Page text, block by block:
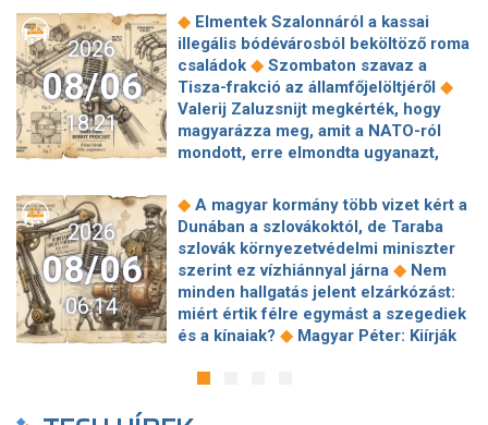
Donald Trump
◆ „Kevésen múlt a
katasztrófa” – szintet léphetett az
orosz hibrid hadviselés ◆
Ákos: Vagyonkezelés közérdekből: mi
jön a kekvák után? ◆ Térképen, ahogy
hajnalban elérte Magyarország
határát a hidegfront ◆ A forintot is
megütheti az aszály ◆ Szombaton
államfőjelöltjéről◆Egyre inkább az
agglomerációt választják a főváros
helyett, akik százmilliónál többért
vennének lakást◆Robbanószereket
találtak Budapesten, péntek hajnalban
több helyszínt is lezárnak◆Calcio:
mintha Michelangelo zsírkrétával
a továbbjutást: egy harmadik perces
2026
08/06
18:21
◆ Elmentek Szalonnáról a kassai
illegális bódévárosból beköltöző roma
családok ◆ Szombaton szavaz a
Tisza-frakció az államfőjelöltjéről ◆
Valerij Zaluzsnijt megkérték, hogy
magyarázza meg, amit a NATO-ról
mondott, erre elmondta ugyanazt,
kötött szerződéseket a HM cége a
Lounge Eventtel, a miniszter
feljelentést tett
◆Orbán Anita
megkérte a szlovák kormányt, hogy
segítse a magyar vízellátást ◆ Forró
augusztus: gátja lehet az uniós
források hazahozatalának az
Alkotmánybíróság?◆ Török Gábor: Ez
Magyar Péter vizsgahete
roham
2026
08/06
06:14
◆ A magyar kormány több vizet kért a
Dunában a szlovákoktól, de Taraba
szlovák környezetvédelmi miniszter
szerint ez vízhiánnyal járna ◆ Nem
minden hallgatás jelent elzárkózást:
miért értik félre egymást a szegediek
és a kínaiak? ◆ Magyar Péter: Kiírják